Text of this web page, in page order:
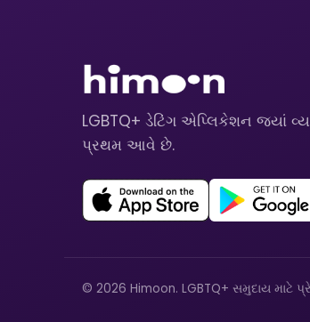
LGBTQ+ ડેટિંગ એપ્લિકેશન જ્યાં
પ્રથમ આવે છે.
© 2026 Himoon. LGBTQ+ સમુદાય માટે